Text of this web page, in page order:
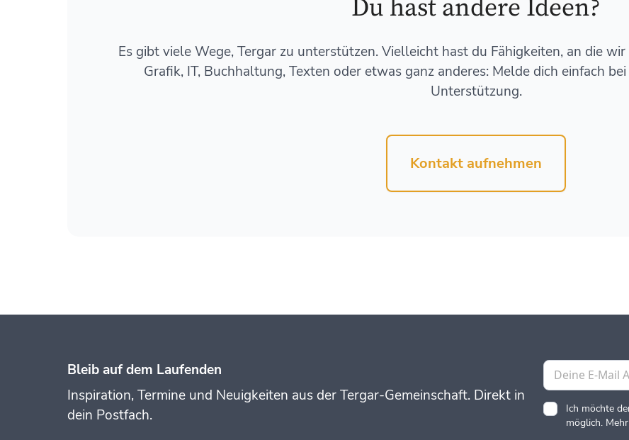
Du hast andere Ideen?
Es gibt viele Wege, Tergar zu unterstützen. Vielleicht hast du Fähigkeiten, an die
Grafik, IT, Buchhaltung, Texten oder etwas ganz anderes: Melde dich einfach
Unterstützung.
Kontakt aufnehmen
Bleib auf dem Laufenden
Inspiration, Termine und Neuigkeiten aus der Tergar-Gemeinschaft. Direkt in
dein Postfach.
Ich möchte
möglich.